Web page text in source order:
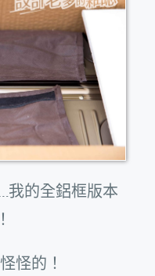
我的全鋁框版本
怪的！